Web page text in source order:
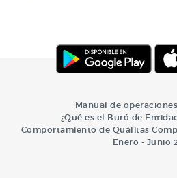
Manual de
¿Qué es el Buró de
Comportamiento de Quálitas
Enero - Junio